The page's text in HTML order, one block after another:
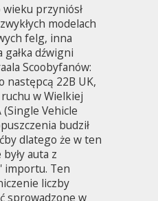
przyniósł
modelach
felg, inna
dźwigni
Scoobyfanów:
następcą 22B UK,
w Wielkiej
Vehicle
budził
dlatego że w ten
auta z
importu. Ten
liczby
sprowadzone w